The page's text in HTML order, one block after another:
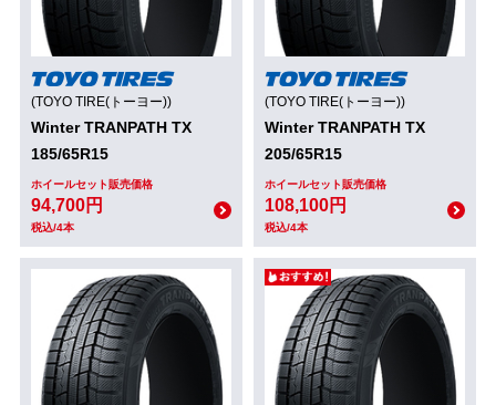
(TOYO TIRE(トーヨー))
Winter TRANPATH TX
185/65R15
ホイールセット販売価格
94,700円
税込/4本
(TOYO TIRE(トーヨー))
Winter TRANPATH TX
205/65R15
ホイールセット販売価格
108,100円
税込/4本